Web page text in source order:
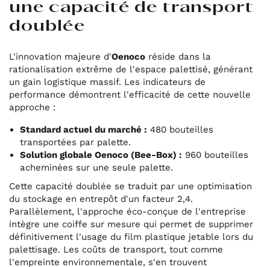
une capacité de transport
doublée
L'innovation majeure d'Oenoco réside dans la
rationalisation extrême de l'espace palettisé, générant
un gain logistique massif. Les indicateurs de
performance démontrent l'efficacité de cette nouvelle
approche :
Standard actuel du marché : 480 bouteilles
transportées par palette.
Solution globale Oenoco (Bee-Box) : 960 bouteilles
acheminées sur une seule palette.
Cette capacité doublée se traduit par une optimisation
du stockage en entrepôt d'un facteur 2,4.
Parallèlement, l'approche éco-conçue de l'entreprise
intègre une coiffe sur mesure qui permet de supprimer
définitivement l'usage du film plastique jetable lors du
palettisage. Les coûts de transport, tout comme
l'empreinte environnementale, s'en trouvent